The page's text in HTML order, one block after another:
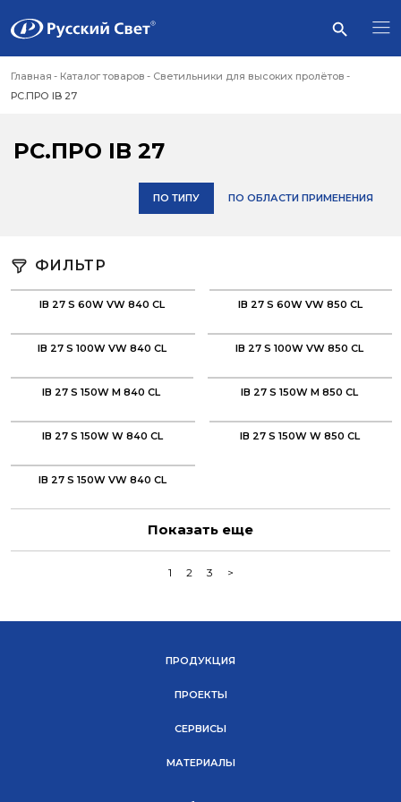
Главная Каталог товаров
Светильники для высоких пролётов
РС.ПРО IB 27
РС.ПРО IB 27
ПО ТИПУ ПО ОБЛАСТИ ПРИМЕНЕНИЯ
ФИЛЬТР
IB 27 S 60W VW 840 CL IB 27 S 60W VW 850 CL
IB 27 S 100W VW 840 CL IB 27 S 100W VW 850 CL
IB 27 S 150W M 840 CL IB 27 S 150W M 850 CL
IB 27 S 150W W 840 CL IB 27 S 150W W 850 CL
IB 27 S 150W VW 840 CL
Показать еще
1 2 3 >
ПРОДУКЦИЯ
ПРОЕКТЫ
СЕРВИСЫ
МАТЕРИАЛЫ